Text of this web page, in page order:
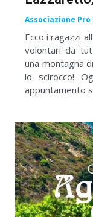
Associazione Pro
Ecco i ragazzi
volontari da
una montagna
lo scirocco!
appuntamento